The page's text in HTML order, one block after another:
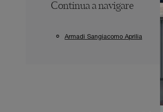
Continua a navigare
Armadi Sangiacomo Aprilia